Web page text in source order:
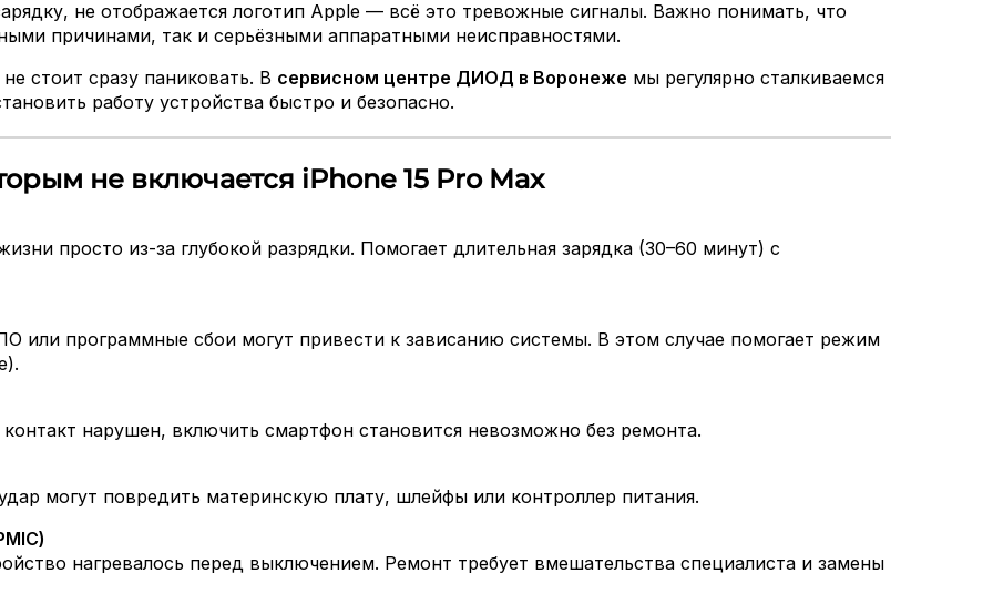
не отображается логотип Apple — всё это тревожные сигналы. Важно понимать, что
причинами, так и серьёзными аппаратными неисправностями.
стоит сразу паниковать. В сервисном центре ДИОД в Воронеже мы регулярно сталкиваемся
работу устройства быстро и безопасно.
не включается iPhone 15 Pro Max
просто из-за глубокой разрядки. Помогает длительная зарядка (30–60 минут) с
или программные сбои могут привести к зависанию системы. В этом случае помогает режим
нарушен, включить смартфон становится невозможно без ремонта.
могут повредить материнскую плату, шлейфы или контроллер питания.
нагревалось перед выключением. Ремонт требует вмешательства специалиста и замены